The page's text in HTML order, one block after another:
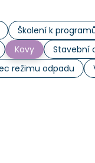
Školení k
Kovy Stavební
režimu odpadu